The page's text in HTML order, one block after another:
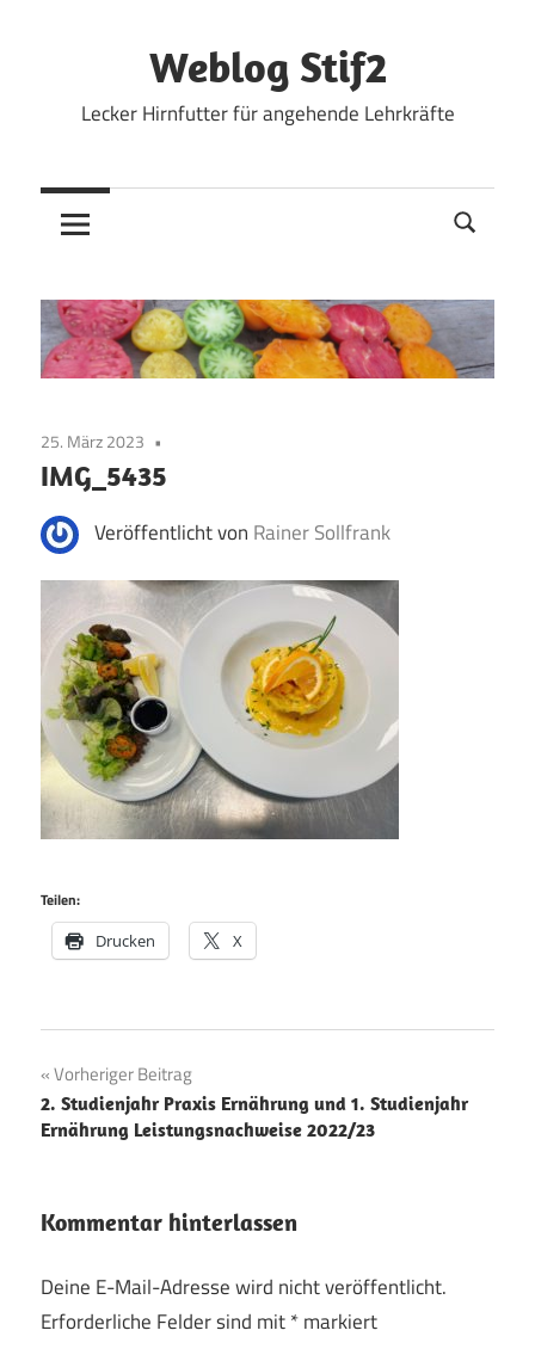
Weblog Stif2
Lecker Hirnfutter für angehende Lehrkräfte
25. März 2023
IMG_5435
Veröffentlicht von Rainer Sollfrank
Teilen:
Drucken X
Beitragsnavigation
Vorheriger Beitrag
2. Studienjahr Praxis Ernährung und 1. Studienjahr
Ernährung Leistungsnachweise 2022/23
Kommentar hinterlassen
Deine E-Mail-Adresse wird nicht veröffentlicht.
Erforderliche Felder sind mit*markiert